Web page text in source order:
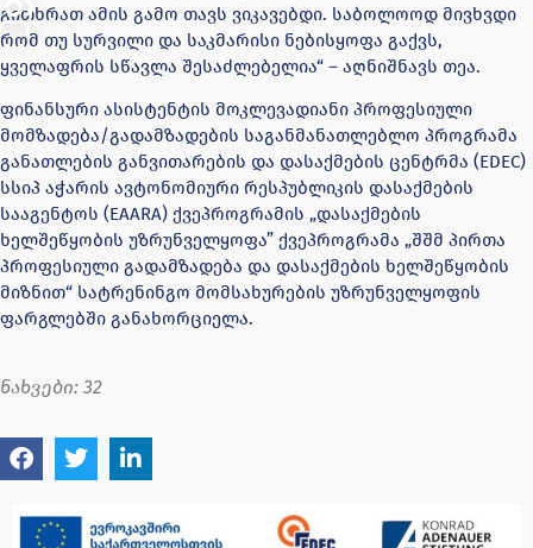
გითხრათ ამის გამო თავს ვიკავებდი. საბოლოოდ მივხვდი
რომ თუ სურვილი და საკმარისი ნებისყოფა გაქვს,
ყველაფრის სწავლა შესაძლებელია“ – აღნიშნავს თეა.
ფინანსური ასისტენტის მოკლევადიანი პროფესიული
მომზადება/გადამზადების საგანმანათლებლო პროგრამა
განათლების განვითარების და დასაქმების ცენტრმა (EDEC)
სსიპ აჭარის ავტონომიური რესპუბლიკის დასაქმების
სააგენტოს (EAARA) ქვეპროგრამის „დასაქმების
ხელშეწყობის უზრუნველყოფა” ქვეპროგრამა „შშმ პირთა
პროფესიული გადამზადება და დასაქმების ხელშეწყობის
მიზნით“ სატრენინგო მომსახურების უზრუნველყოფის
ფარგლებში განახორციელა.
ნახვები: 32